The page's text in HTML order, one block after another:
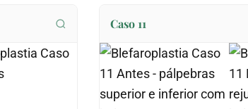
Caso 11